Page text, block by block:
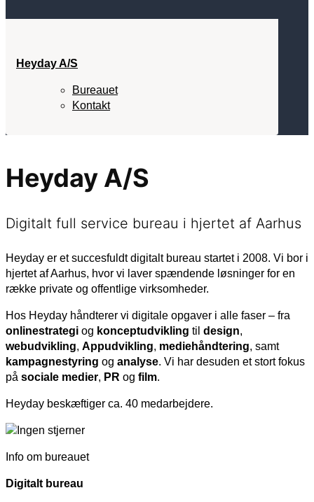
Heyday A/S
Bureauet
Kontakt
Heyday A/S
Digitalt full service bureau i hjertet af Aarhus
Heyday er et succesfuldt digitalt bureau startet i 2008. Vi bor i
hjertet af Aarhus, hvor vi laver spændende løsninger for en
række private og offentlige virksomheder.
Hos Heyday håndterer vi digitale opgaver i alle faser – fra
onlinestrategi og konceptudvikling til design,
webudvikling, Appudvikling, mediehåndtering, samt
kampagnestyring og analyse. Vi har desuden et stort fokus
på sociale medier, PR og film.
Heyday beskæftiger ca. 40 medarbejdere.
Info om bureauet
Digitalt bureau